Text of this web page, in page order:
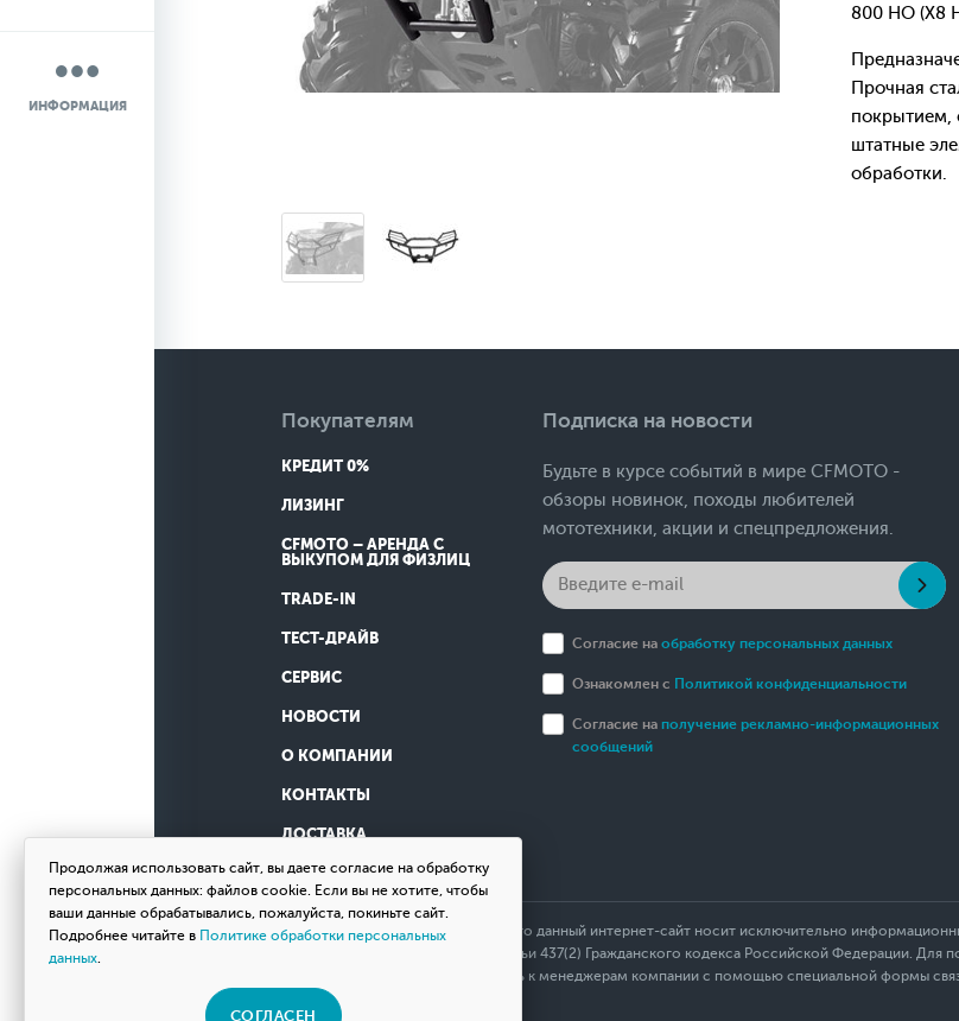
Продолжая использовать сайт, вы даете согласие на обработку
персональных данных: файлов cookie. Если вы не хотите, чтобы
ваши данные обрабатывались, пожалуйста, покиньте сайт.
Подробнее читайте в Политике обработки персональных
данных.
СОГЛАСЕН
ИНФОРМАЦИЯ
800 HO (X8
Прочная
покрытием,
штатные
обработки.
Покупателям
КРЕДИТ 0%
ЛИЗИНГ
CFMOTO – АРЕНДА С
ВЫКУПОМ ДЛЯ ФИЗЛИЦ
TRADE-IN
ТЕСТ-ДРАЙВ
СЕРВИС
НОВОСТИ
О КОМПАНИИ
КОНТАКТЫ
ДОСТАВКА
Подписка на новости
Будьте в курсе событий в мире CFMOTO -
обзоры новинок, походы любителей
мототехники, акции и спецпредложения.
Согласие на обработку персональных данных
Ознакомлен с Политикой конфиденциальности
Согласие на получение рекламно-информационных
сообщений
Обращаем ваше внимание на то, что данный интернет-сайт носит исключительно
определяемой положениями Статьи 437(2) Гражданского кодекса Российской Федерации. Для
товаров, пожалуйста, обращайтесь к менеджерам компании с помощью специальной формы